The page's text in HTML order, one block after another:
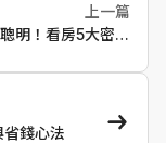
上一篇
明！看房5大密技
錢心法